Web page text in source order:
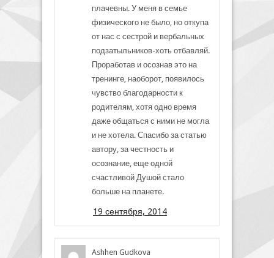
плачевны. У меня в семье
физического не было, но откупа
от нас с сестрой и вербальных
подзатыльников-хоть отбавляй.
Проработав и осознав это на
тренинге, наоборот, появилось
чувство благодарности к
родителям, хотя одно время
даже общаться с ними не могла
и не хотела. Спасибо за статью
автору, за честность и
осознание, еще одной
счастливой Душой стало
больше на планете.
19 сентября, 2014
Ashhen Gudkova